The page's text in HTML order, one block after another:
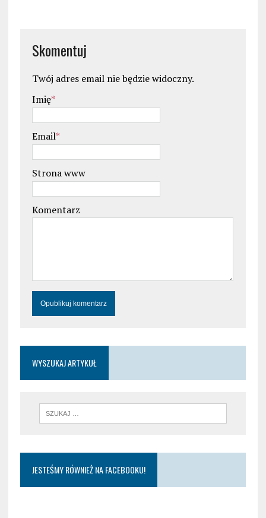
Skomentuj
Twój adres email nie będzie widoczny.
Imię*
Email*
Strona www
Komentarz
WYSZUKAJ ARTYKUŁ
JESTEŚMY RÓWNIEŻ NA FACEBOOKU!